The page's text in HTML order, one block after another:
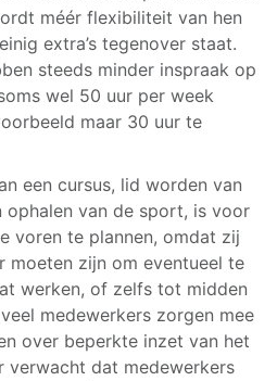
méér flexibiliteit van hen
extra’s tegenover staat.
steeds minder inspraak op
wel 50 uur per week
maar 30 uur te
een cursus, lid worden van
ophalen van de sport, is voor
voren te plannen, omdat zij
moeten zijn om eventueel te
werken, of zelfs tot midden
medewerkers zorgen mee
over beperkte inzet van het
verwacht dat medewerkers